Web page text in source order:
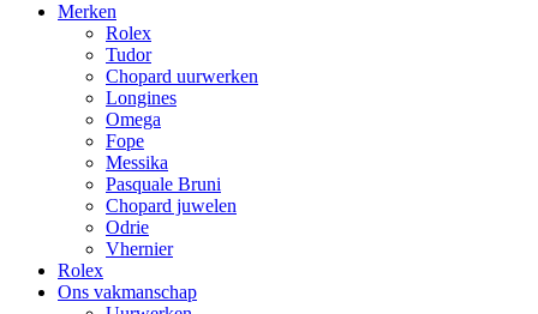
Merken
Rolex
Tudor
Chopard uurwerken
Longines
Omega
Fope
Messika
Pasquale Bruni
Chopard juwelen
Odrie
Vhernier
Rolex
Ons vakmanschap